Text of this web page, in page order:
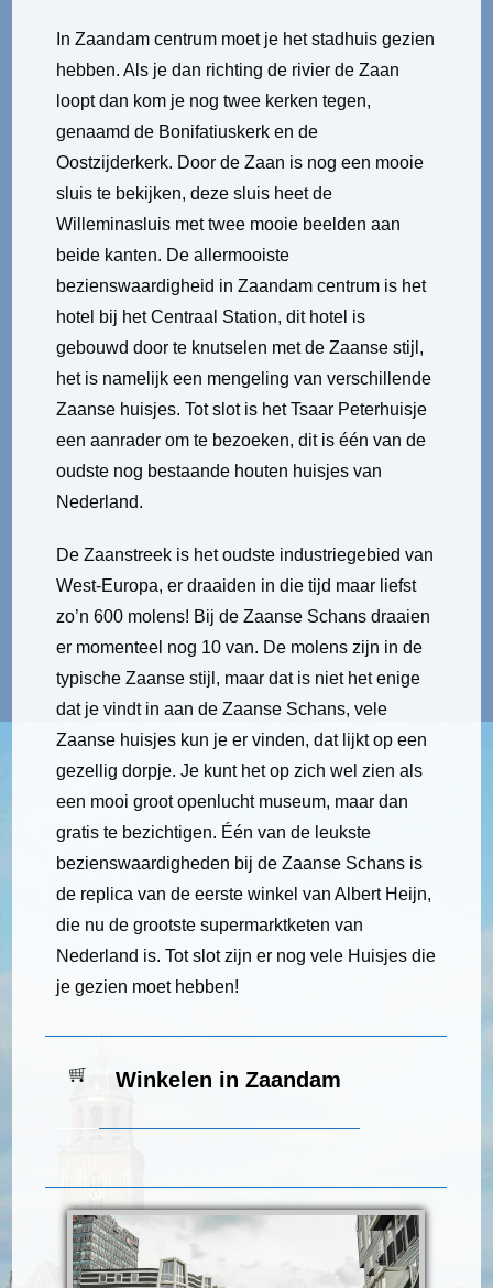
In Zaandam centrum moet je het stadhuis gezien
hebben. Als je dan richting de rivier de Zaan
loopt dan kom je nog twee kerken tegen,
genaamd de Bonifatiuskerk en de
Oostzijderkerk. Door de Zaan is nog een mooie
sluis te bekijken, deze sluis heet de
Willeminasluis met twee mooie beelden aan
beide kanten. De allermooiste
bezienswaardigheid in Zaandam centrum is het
hotel bij het Centraal Station, dit hotel is
gebouwd door te knutselen met de Zaanse stijl,
het is namelijk een mengeling van verschillende
Zaanse huisjes. Tot slot is het Tsaar Peterhuisje
een aanrader om te bezoeken, dit is één van de
oudste nog bestaande houten huisjes van
Nederland.
De Zaanstreek is het oudste industriegebied van
West-Europa, er draaiden in die tijd maar liefst
zo’n 600 molens! Bij de Zaanse Schans draaien
er momenteel nog 10 van. De molens zijn in de
typische Zaanse stijl, maar dat is niet het enige
dat je vindt in aan de Zaanse Schans, vele
Zaanse huisjes kun je er vinden, dat lijkt op een
gezellig dorpje. Je kunt het op zich wel zien als
een mooi groot openlucht museum, maar dan
gratis te bezichtigen. Één van de leukste
bezienswaardigheden bij de Zaanse Schans is
de replica van de eerste winkel van Albert Heijn,
die nu de grootste supermarktketen van
Nederland is. Tot slot zijn er nog vele Huisjes die
je gezien moet hebben!
Winkelen in Zaandam